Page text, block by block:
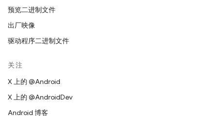
预览二进制文件
出厂映像
驱动程序二进制文件
关注
X 上的 @Android
X 上的 @AndroidDev
Android 博客